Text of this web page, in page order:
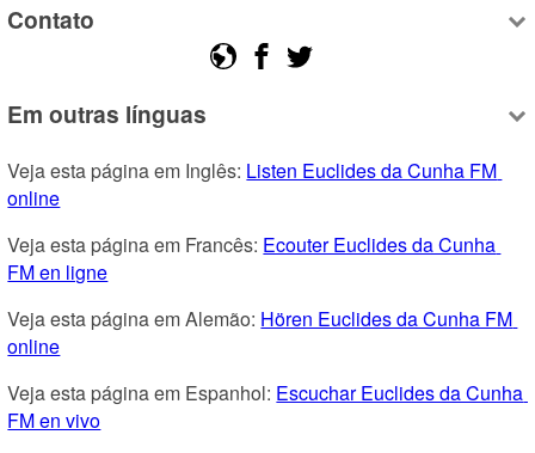
Contato
Em outras línguas
Veja esta página em Inglês: Listen Euclides da Cunha FM
online
Veja esta página em Francês: Ecouter Euclides da Cunha
FM en ligne
Veja esta página em Alemão: Hören Euclides da Cunha FM
online
Veja esta página em Espanhol: Escuchar Euclides da Cunha
FM en vivo